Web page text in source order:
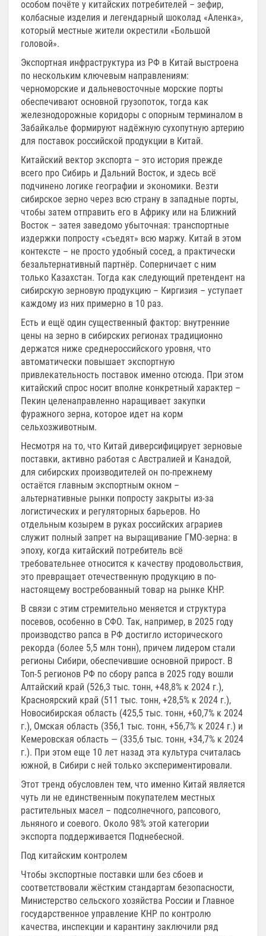
особом почёте у китайских потребителей – зефир,
колбасные изделия и легендарный шоколад «Аленка»,
который местные жители окрестили «Большой
головой».
Экспортная инфраструктура из РФ в Китай выстроена
по нескольким ключевым направлениям:
черноморские и дальневосточные морские порты
обеспечивают основной грузопоток, тогда как
железнодорожные коридоры с опорным терминалом в
Забайкалье формируют надёжную сухопутную артерию
для поставок российской продукции в Китай.
Китайский вектор экспорта – это история прежде
всего про Сибирь и Дальний Восток, и здесь всё
подчинено логике географии и экономики. Везти
сибирское зерно через всю страну в западные порты,
чтобы затем отправить его в Африку или на Ближний
Восток – затея заведомо убыточная: транспортные
издержки попросту «съедят» всю маржу. Китай в этом
контексте – не просто удобный сосед, а практически
безальтернативный партнёр. Соперничает с ним
только Казахстан. Тогда как следующий претендент на
сибирскую зерновую продукцию – Киргизия – уступает
каждому из них примерно в 10 раз.
Есть и ещё один существенный фактор: внутренние
цены на зерно в сибирских регионах традиционно
держатся ниже среднероссийского уровня, что
автоматически повышает экспортную
привлекательность поставок именно отсюда. При этом
китайский спрос носит вполне конкретный характер –
Пекин целенаправленно наращивает закупки
фуражного зерна, которое идет на корм
сельхозживотным.
Несмотря на то, что Китай диверсифицирует зерновые
поставки, активно работая с Австралией и Канадой,
для сибирских производителей он по-прежнему
остаётся главным экспортным окном –
альтернативные рынки попросту закрыты из-за
логистических и регуляторных барьеров. Но
отдельным козырем в руках российских аграриев
служит полный запрет на выращивание ГМО-зерна: в
эпоху, когда китайский потребитель всё
требовательнее относится к качеству продовольствия,
это превращает отечественную продукцию в по-
настоящему востребованный товар на рынке КНР.
В связи с этим стремительно меняется и структура
посевов, особенно в СФО. Так, например, в 2025 году
производство рапса в РФ достигло исторического
рекорда (более 5,5 млн тонн), причем лидером стали
регионы Сибири, обеспечившие основной прирост. В
Топ-5 регионов РФ по сбору рапса в 2025 году вошли
Алтайский край (526,3 тыс. тонн, +48,8% к 2024 г.),
Красноярский край (511 тыс. тонн, +28,5% к 2024 г.),
Новосибирская область (425,5 тыс. тонн, +60,7% к 2024
г.), Омская область (356,1 тыс. тонн, +56,7% к 2024 г.) и
Кемеровская область — (335,6 тыс. тонн, +34,7% к 2024
г.). При этом еще 10 лет назад эта культура считалась
южной, в Сибири с ней только экспериментировали.
Этот тренд обусловлен тем, что именно Китай является
чуть ли не единственным покупателем местных
растительных масел – подсолнечного, рапсового,
льняного и соевого. Около 98% этой категории
экспорта поддерживается Поднебесной.
Под китайским контролем
Чтобы экспортные поставки шли без сбоев и
соответствовали жёстким стандартам безопасности,
Министерство сельского хозяйства России и Главное
государственное управление КНР по контролю
качества, инспекции и карантину заключили ряд